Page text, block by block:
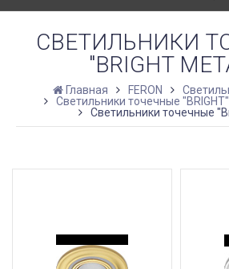
СВЕТИЛЬНИКИ
"BRIGHT
Главная FERON
Светильники точечные
Светильники точечные